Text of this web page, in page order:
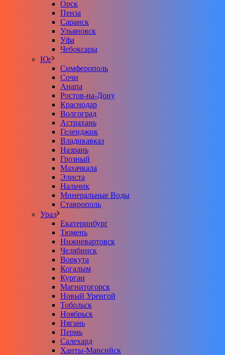
Орск
Пенза
Саранск
Ульяновск
Уфа
Чебоксары
Юг
Симферополь
Сочи
Анапа
Ростов-на-Дону
Краснодар
Волгоград
Астрахань
Геленджик
Владикавказ
Назрань
Грозный
Махачкала
Элиста
Нальчик
Минеральные Воды
Ставрополь
Урал
Екатеринбург
Тюмень
Нижневартовск
Челябинск
Воркута
Когалым
Курган
Магнитогорск
Новый Уренгой
Тобольск
Ноябрьск
Нягань
Пермь
Салехард
Ханты-Мансийск